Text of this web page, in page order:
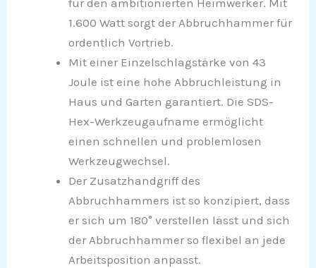
für den ambitionierten Heimwerker. Mit
1.600 Watt sorgt der Abbruchhammer für
ordentlich Vortrieb.
Mit einer Einzelschlagstärke von 43
Joule ist eine hohe Abbruchleistung in
Haus und Garten garantiert. Die SDS-
Hex-Werkzeugaufname ermöglicht
einen schnellen und problemlosen
Werkzeugwechsel.
Der Zusatzhandgriff des
Abbruchhammers ist so konzipiert, dass
er sich um 180° verstellen lässt und sich
der Abbruchhammer so flexibel an jede
Arbeitsposition anpasst.